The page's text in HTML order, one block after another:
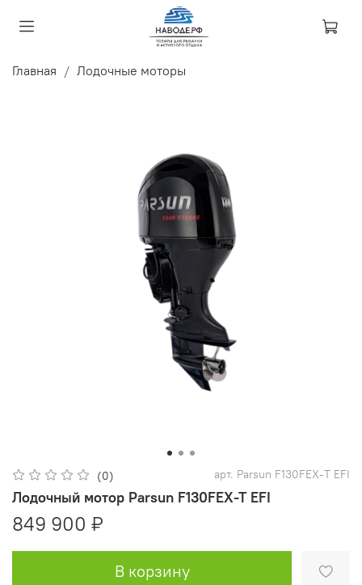
Главная Лодочные моторы
(0) арт. Parsun F130FEX-T EFI
Лодочный мотор Parsun F130FEX-T EFI
849 900 ₽
В корзину